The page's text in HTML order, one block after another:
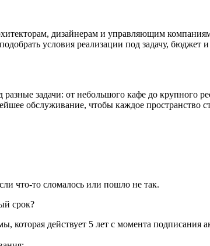
дизайнерам и управляющим
условия реализации под задачу,
задачи: от небольшого кафе до крупного
обслуживание, чтобы каждое
что-то сломалось или пошло не так.
срок?
которая действует 5 лет с момента подписания